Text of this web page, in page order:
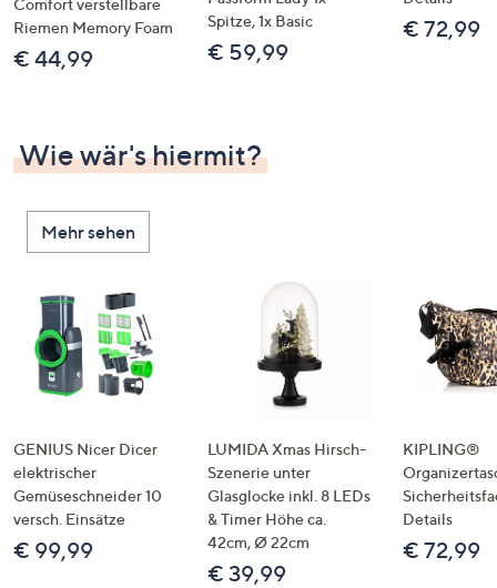
Riemen Memory Foam
€ 44,99
Spitze, 1x Basic
€ 59,99
€ 72,99
Wie wär's hiermit?
Mehr sehen
GENIUS Nicer Dicer
elektrischer
Gemüseschneider 10
versch. Einsätze
€ 99,99
LUMIDA Xmas Hirsch-
Szenerie unter
Glasglocke inkl. 8 LEDs
& Timer Höhe ca.
42cm, Ø 22cm
€ 39,99
KIPLING®
Details
€ 72,99